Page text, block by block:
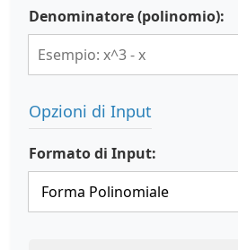
Denominatore (polinomio):
Opzioni di Input
Formato di Input: